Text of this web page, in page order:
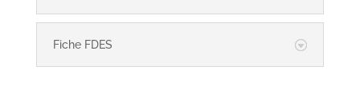
Fiche FDES